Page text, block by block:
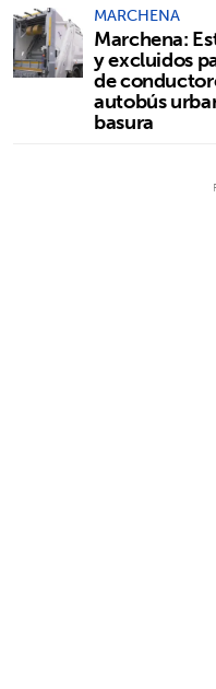
MARCHENA
Marchena:
y excluidos
de
autobús
basura